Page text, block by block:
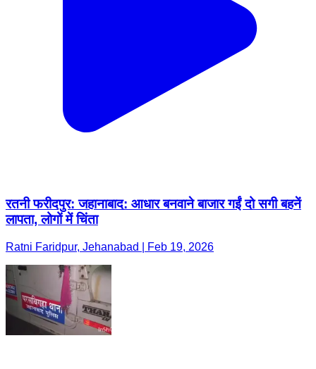
रतनी फरीदपुर: जहानाबाद: आधार बनवाने बाजार गईं दो सगी बहनें
लापता, लोगों में चिंता
Ratni Faridpur, Jehanabad | Feb 19, 2026